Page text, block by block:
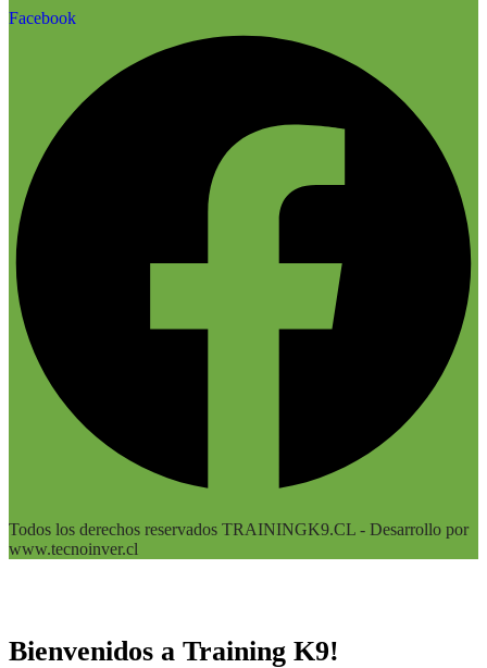
Facebook
Todos los derechos reservados TRAININGK9.CL - Desarrollo por
www.tecnoinver.cl
Bienvenidos a Training K9!